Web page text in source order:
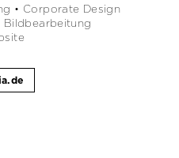
• Corporate Design